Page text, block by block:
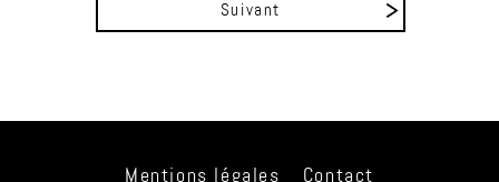
Suivant
Mentions légales Contact